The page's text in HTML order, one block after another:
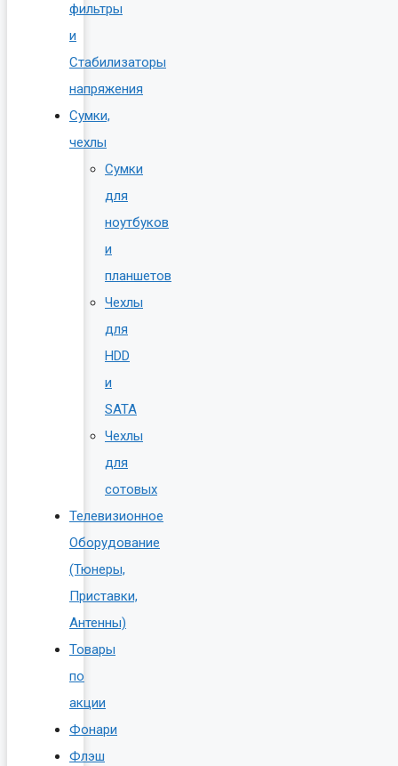
фильтры
и
Стабилизаторы
напряжения
Сумки,
чехлы
Сумки
для
ноутбуков
и
планшетов
Чехлы
для
HDD
и
SATA
Чехлы
для
сотовых
Телевизионное
Оборудование
(Тюнеры,
Приставки,
Антенны)
Товары
по
акции
Фонари
Флэш